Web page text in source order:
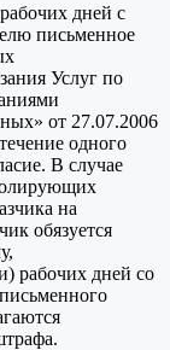
дней с
письменное
Услуг по
от 27.07.2006
одного
В случае
на
обязуется
рабочих дней со